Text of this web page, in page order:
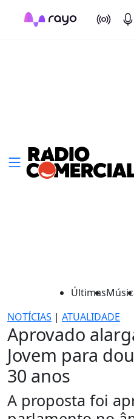
On Air
Últimas
NOTÍCIAS | ATUALIDADE
Aprovado
Jovem para
30 anos
A proposta foi